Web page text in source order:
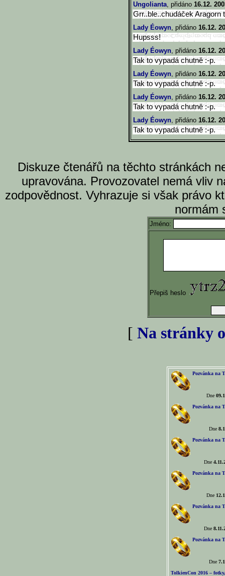
Ungolianta, přidáno 16.12.
Grr..ble..chudáček Aragorn
Lady Éowyn, přidáno 16.12.
Hupsss!
Lady Éowyn, přidáno 16.12.
Tak to vypadá chutně :-p.
Lady Éowyn, přidáno 16.12.
Tak to vypadá chutně :-p.
Lady Éowyn, přidáno 16.12.
Tak to vypadá chutně :-p.
Lady Éowyn, přidáno 16.12.
Tak to vypadá chutně :-p.
Diskuze čtenářů na těchto stránkách
upravována. Provozovatel nemá vliv
zodpovědnost. Vyhrazuje si však právo
normám
Jméno:
Přepiš heslo
[ Na stránky
Pozvánka na
Dne
Pozvánka na
Dne
Pozvánka na
Dne
Pozvánka na
Dne
Pozvánka na
Dne
Pozvánka na
Dne
TolkienCon 2016 –